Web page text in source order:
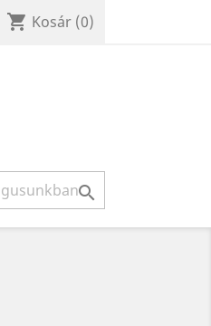
shopping_cart Kosár (0)
